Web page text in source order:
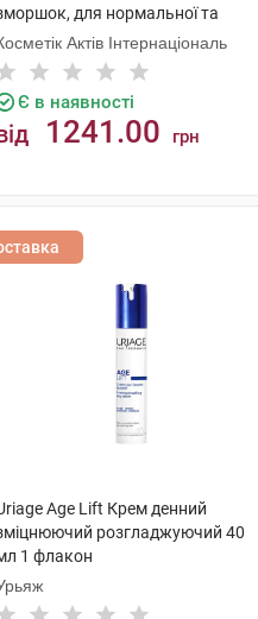
для нормальної та
шкіри обличчя 50 мл
1 банка
Актів Інтернаціональ
Є в наявності
1241.00 грн
Age Lift Крем денний
розгладжуючий 40
1 флакон